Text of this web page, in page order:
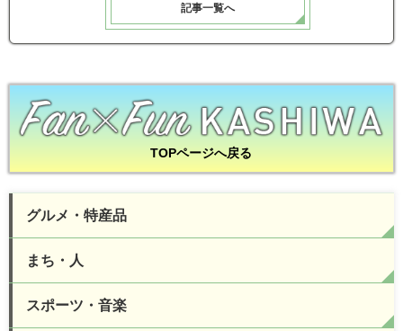
記事一覧へ
TOPページへ戻る
グルメ・特産品
まち・人
スポーツ・音楽